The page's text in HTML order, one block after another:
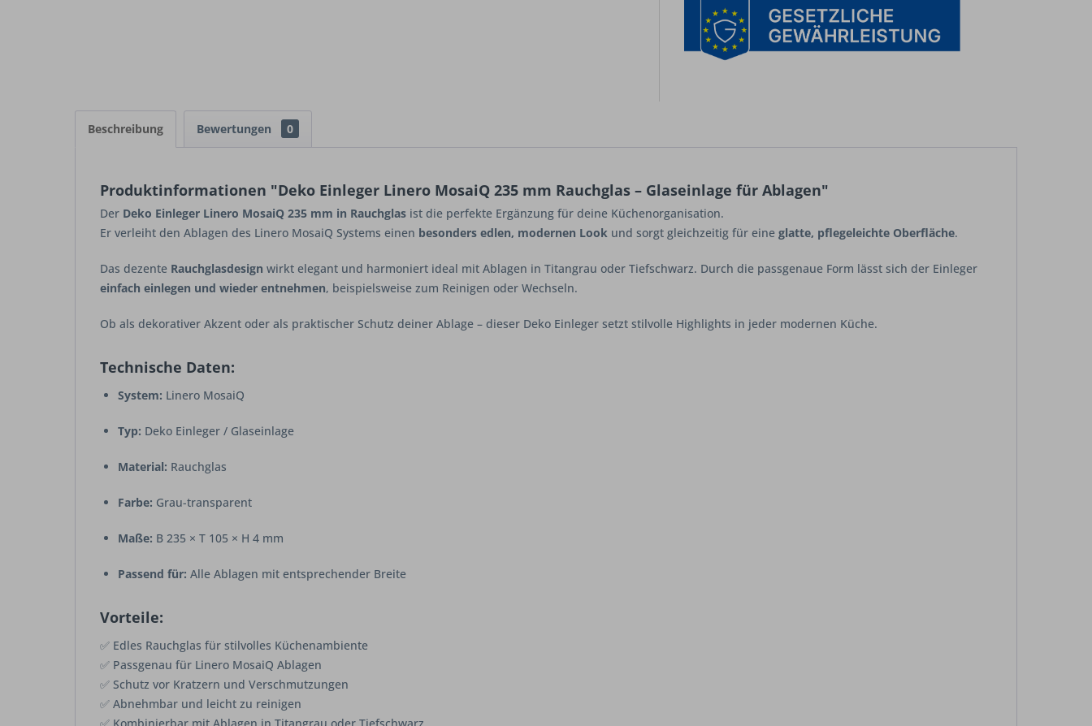
Beschreibung Bewertungen 0
Produktinformationen "Deko Einleger Linero MosaiQ 235 mm Rauchglas – Glaseinlage für Ablagen"
Der Deko Einleger Linero MosaiQ 235 mm in Rauchglas ist die perfekte Ergänzung für deine Küchenorganisation.
Er verleiht den Ablagen des Linero MosaiQ Systems einen besonders edlen, modernen Look und sorgt gleichzeitig für eine glatte, pflegeleichte Oberfläche.
Das dezente Rauchglasdesign wirkt elegant und harmoniert ideal mit Ablagen in Titangrau oder Tiefschwarz. Durch die passgenaue Form lässt sich der Einleger
einfach einlegen und wieder entnehmen, beispielsweise zum Reinigen oder Wechseln.
Ob als dekorativer Akzent oder als praktischer Schutz deiner Ablage – dieser Deko Einleger setzt stilvolle Highlights in jeder modernen Küche.
Technische Daten:
System: Linero MosaiQ
Typ: Deko Einleger / Glaseinlage
Material: Rauchglas
Farbe: Grau-transparent
Maße: B 235 × T 105 × H 4 mm
Passend für: Alle Ablagen mit entsprechender Breite
Vorteile:
✅ Edles Rauchglas für stilvolles Küchenambiente
✅ Passgenau für Linero MosaiQ Ablagen
✅ Schutz vor Kratzern und Verschmutzungen
✅ Abnehmbar und leicht zu reinigen